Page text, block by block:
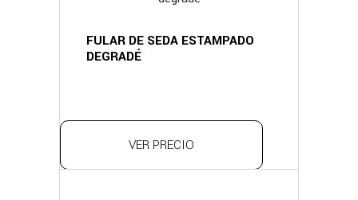
FULAR DE SEDA ESTAMPADO
DEGRADÉ
VER PRECIO